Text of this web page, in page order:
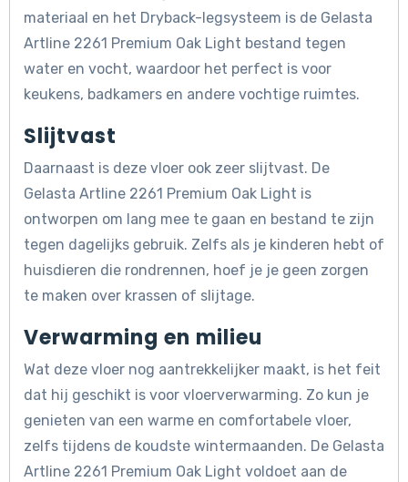
materiaal en het Dryback-legsysteem is de Gelasta
Artline 2261 Premium Oak Light bestand tegen
water en vocht, waardoor het perfect is voor
keukens, badkamers en andere vochtige ruimtes.
Slijtvast
Daarnaast is deze vloer ook zeer slijtvast. De
Gelasta Artline 2261 Premium Oak Light is
ontworpen om lang mee te gaan en bestand te zijn
tegen dagelijks gebruik. Zelfs als je kinderen hebt of
huisdieren die rondrennen, hoef je je geen zorgen
te maken over krassen of slijtage.
Verwarming en milieu
Wat deze vloer nog aantrekkelijker maakt, is het feit
dat hij geschikt is voor vloerverwarming. Zo kun je
genieten van een warme en comfortabele vloer,
zelfs tijdens de koudste wintermaanden. De Gelasta
Artline 2261 Premium Oak Light voldoet aan de